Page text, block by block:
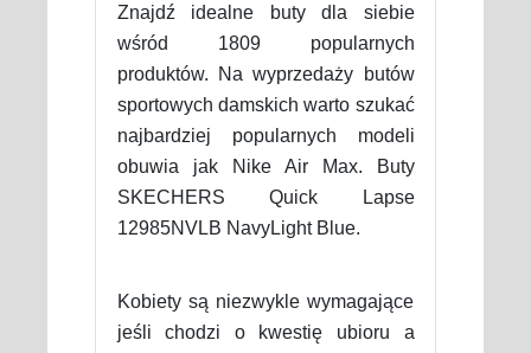
Znajdź idealne buty dla siebie
wśród 1809 popularnych
produktów. Na wyprzedaży butów
sportowych damskich warto szukać
najbardziej popularnych modeli
obuwia jak Nike Air Max. Buty
SKECHERS Quick Lapse
12985NVLB NavyLight Blue.
Kobiety są niezwykle wymagające
jeśli chodzi o kwestię ubioru a